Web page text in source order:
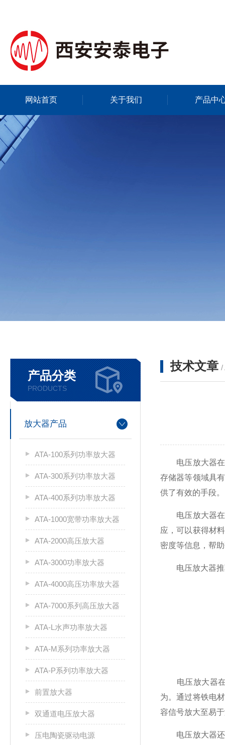
网站首页 关于我们 产品中
产品分类
PRODUCTS
放大器产品
ATA-100系列功率放大器
ATA-300系列功率放大器
ATA-400系列功率放大器
ATA-1000宽带功率放大器
ATA-2000高压放大器
ATA-3000功率放大器
ATA-4000高压功率放大器
ATA-7000系列高压放大器
ATA-L水声功率放大器
ATA-M系列功率放大器
ATA-P系列功率放大器
前置放大器
双通道电压放大器
压电陶瓷驱动电源
技术文章 /
电压放大器在
存储器等领域具
供了有效的手段。
电压放大器在
应，可以获得材
密度等信息，帮
电压放大器推
电压放大器在
为。通过将铁电
容信号放大至易
电压放大器还